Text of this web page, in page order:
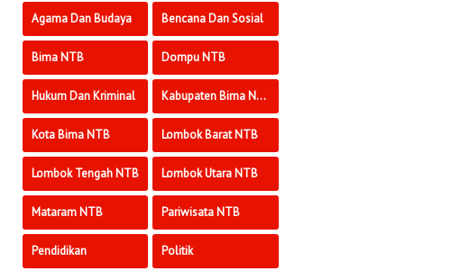
Agama Dan Budaya Bencana Dan Sosial
Bima NTB Dompu NTB
Hukum Dan Kriminal Kabupaten Bima NTB
Kota Bima NTB Lombok Barat NTB
Lombok Tengah NTB Lombok Utara NTB
Mataram NTB Pariwisata NTB
Pendidikan Politik